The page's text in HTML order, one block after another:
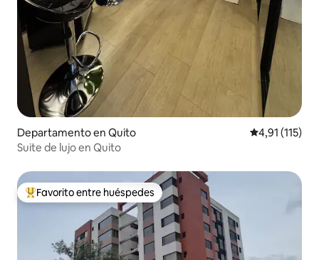
Departamento en Quito Calificación
4,91 (115)
Suite de lujo en Quito
Favorito entre los huéspedes más destacados
Favorito entre huéspedes